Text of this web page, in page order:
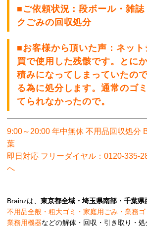
■ご依頼状況：段ボール・雑誌
クごみの回収処分
■お客様から頂いた声：ネット
買で使用した残骸です。とに
積みになってしまっていたの
る為に処分します。通常のゴ
てられなかったので。
9:00～20:00 年中無休 不用品回収処分
葉
即日対応 フリーダイヤル：0120-335-
へ
Brainzは、 東京都全域・埼玉県南部・千葉
不用品全般・粗大ゴミ・家庭用ごみ・業務ゴ
業務用機器などの解体・回収・引き取り・